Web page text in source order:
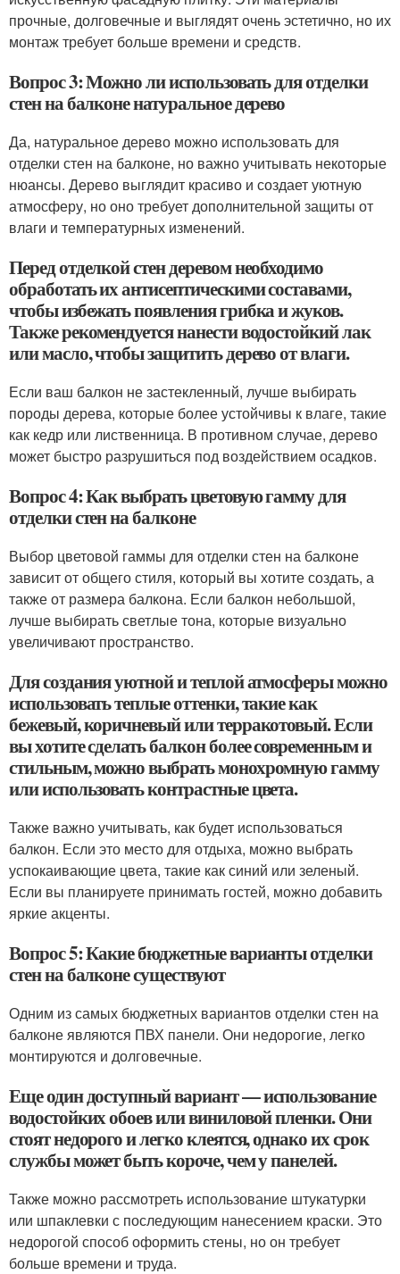
прочные, долговечные и выглядят очень эстетично, но их
монтаж требует больше времени и средств.
Вопрос 3: Можно ли использовать для отделки
стен на балконе натуральное дерево
Да, натуральное дерево можно использовать для
отделки стен на балконе, но важно учитывать некоторые
нюансы. Дерево выглядит красиво и создает уютную
атмосферу, но оно требует дополнительной защиты от
влаги и температурных изменений.
Перед отделкой стен деревом необходимо
обработать их антисептическими составами,
чтобы избежать появления грибка и жуков.
Также рекомендуется нанести водостойкий лак
или масло, чтобы защитить дерево от влаги.
Если ваш балкон не застекленный, лучше выбирать
породы дерева, которые более устойчивы к влаге, такие
как кедр или лиственница. В противном случае, дерево
может быстро разрушиться под воздействием осадков.
Вопрос 4: Как выбрать цветовую гамму для
отделки стен на балконе
Выбор цветовой гаммы для отделки стен на балконе
зависит от общего стиля, который вы хотите создать, а
также от размера балкона. Если балкон небольшой,
лучше выбирать светлые тона, которые визуально
увеличивают пространство.
Для создания уютной и теплой атмосферы можно
использовать теплые оттенки, такие как
бежевый, коричневый или терракотовый. Если
вы хотите сделать балкон более современным и
стильным, можно выбрать монохромную гамму
или использовать контрастные цвета.
Также важно учитывать, как будет использоваться
балкон. Если это место для отдыха, можно выбрать
успокаивающие цвета, такие как синий или зеленый.
Если вы планируете принимать гостей, можно добавить
яркие акценты.
Вопрос 5: Какие бюджетные варианты отделки
стен на балконе существуют
Одним из самых бюджетных вариантов отделки стен на
балконе являются ПВХ панели. Они недорогие, легко
монтируются и долговечные.
Еще один доступный вариант — использование
водостойких обоев или виниловой пленки. Они
стоят недорого и легко клеятся, однако их срок
службы может быть короче, чем у панелей.
Также можно рассмотреть использование штукатурки
или шпаклевки с последующим нанесением краски. Это
недорогой способ оформить стены, но он требует
больше времени и труда.